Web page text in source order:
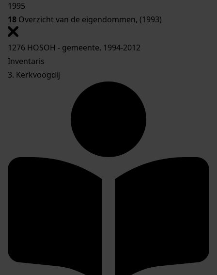
1995
18 Overzicht van de eigendommen, (1993)
1276 HOSOH - gemeente, 1994-2012
Inventaris
3. Kerkvoogdij